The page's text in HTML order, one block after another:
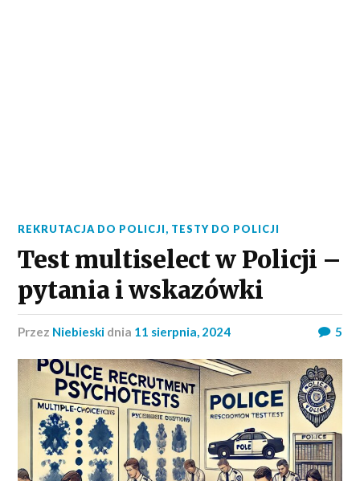
REKRUTACJA DO POLICJI, TESTY DO POLICJI
Test multiselect w Policji –
pytania i wskazówki
przez Niebieski dnia 11 sierpnia, 2024 5